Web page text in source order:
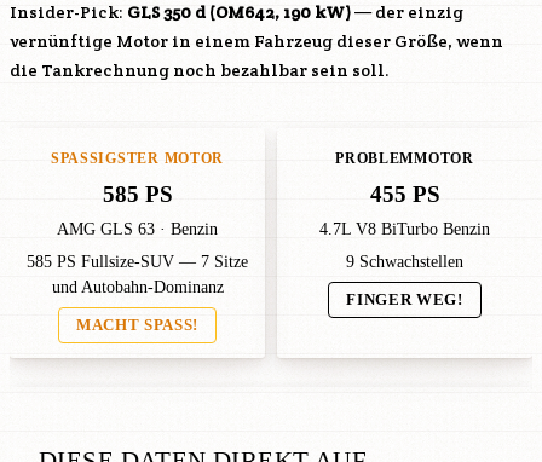
Insider-Pick: GLS 350 d (OM642, 190 kW)— der einzig
vernünftige Motor in einem Fahrzeug dieser Größe, wenn
die Tankrechnung noch bezahlbar sein soll.
SPASSIGSTER MOTOR
585 PS
AMG GLS 63 · Benzin
585 PS Fullsize-SUV — 7 Sitze
und Autobahn-Dominanz
MACHT SPASS!
PROBLEMMOTOR
455 PS
4.7L V8 BiTurbo Benzin
9 Schwachstellen
FINGER WEG!